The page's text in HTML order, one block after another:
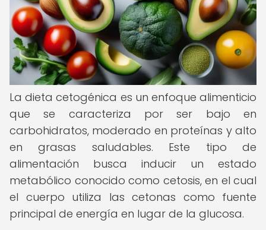
La dieta cetogénica es un enfoque alimenticio
que se caracteriza por ser bajo en
carbohidratos, moderado en proteínas y alto
en grasas saludables. Este tipo de
alimentación busca inducir un estado
metabólico conocido como cetosis, en el cual
el cuerpo utiliza las cetonas como fuente
principal de energía en lugar de la glucosa.